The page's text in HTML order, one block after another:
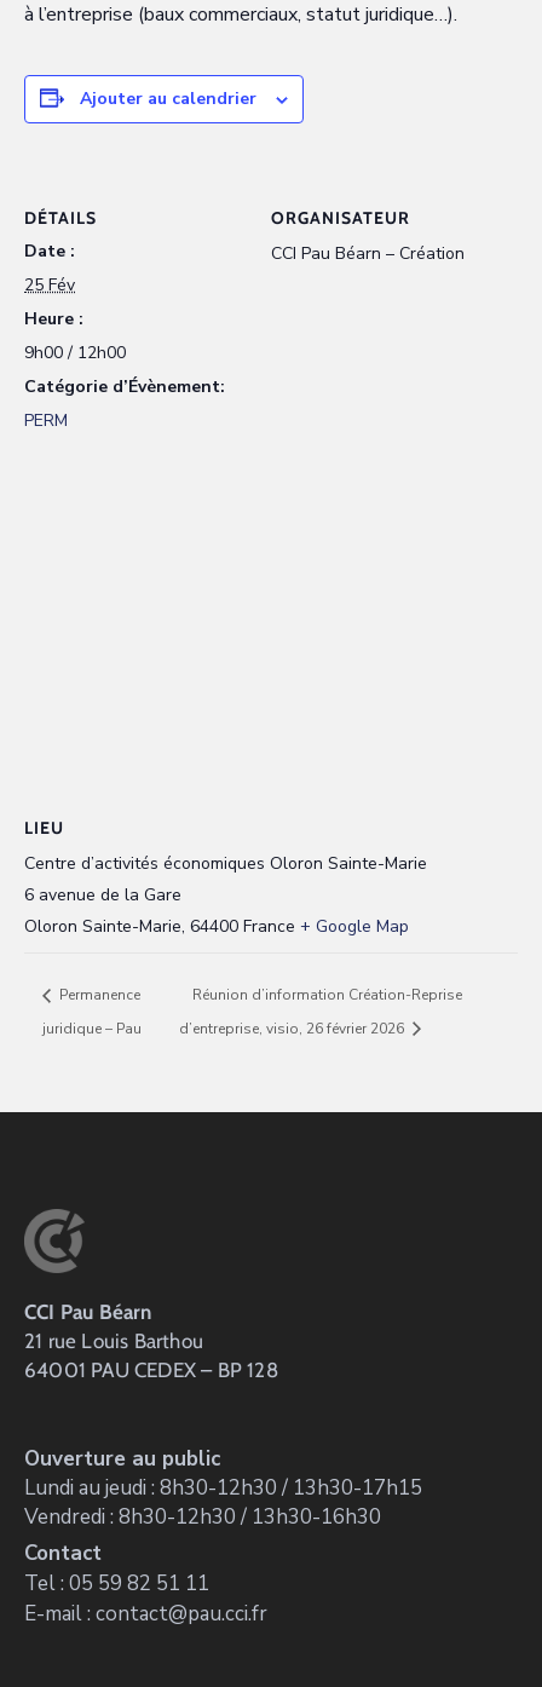
à l’entreprise (baux commerciaux, statut juridique…).
Ajouter au calendrier
DÉTAILS
Date :
25 Fév
Heure :
9h00 / 12h00
Catégorie d’Évènement:
PERM
ORGANISATEUR
CCI Pau Béarn – Création
LIEU
Centre d’activités économiques Oloron Sainte-Marie
6 avenue de la Gare
Oloron Sainte-Marie, 64400 France + Google Map
Permanence
juridique – Pau
Réunion d’information Création-Reprise
d’entreprise, visio, 26 février 2026
CCI Pau Béarn
21 rue Louis Barthou
64001 PAU CEDEX – BP 128
Ouverture au public
Lundi au jeudi : 8h30-12h30 / 13h30-17h15
Vendredi : 8h30-12h30 / 13h30-16h30
Contact
Tel : 05 59 82 51 11
E-mail : contact@pau.cci.fr